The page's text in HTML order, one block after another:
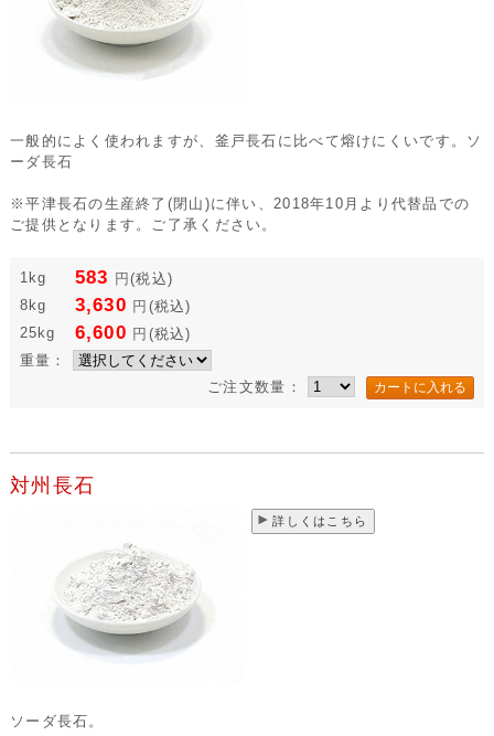
一般的によく使われますが、釜戸長石に比べて熔けにくいです。ソ
ーダ長石
※平津長石の生産終了(閉山)に伴い、2018年10月より代替品での
ご提供となります。ご了承ください。
1kg 583 円(税込)
8kg
3,630 円 (税込)
25kg
6,600 円 (税込)
重量：
ご注文数量：
対州長石
詳しくはこちら
ソーダ長石。